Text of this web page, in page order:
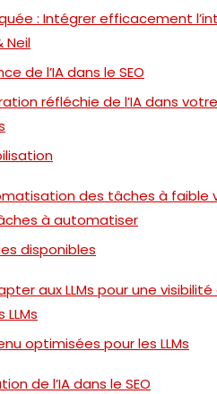
: Intégrer efficacement
Neil
de l’IA dans le SEO
réfléchie de l’IA dans
des tâches à faible
à automatiser
disponibles
aux LLMs pour une
optimisées pour les LLMs
de l’IA dans le SEO